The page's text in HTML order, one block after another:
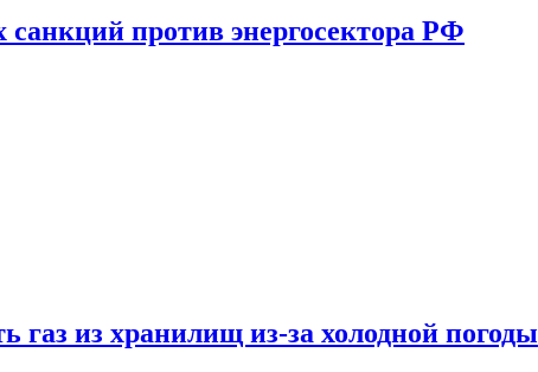
против энергосектора РФ
газ из хранилищ из-за холодной погоды